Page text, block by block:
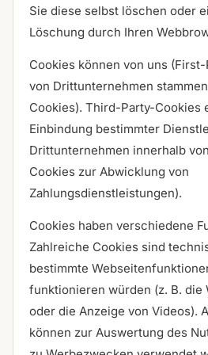
Sie diese selbst löschen oder
Löschung durch Ihren
Cookies können von uns
von Drittunternehmen
Cookies). Third-Party-Cookies
Einbindung bestimmter
Drittunternehmen innerhalb
Cookies zur Abwicklung von
Zahlungsdienstleistungen).
Cookies haben verschiedene
Zahlreiche Cookies sind
bestimmte
funktionieren würden (z. B. die
oder die Anzeige von Videos).
können zur Auswertung des